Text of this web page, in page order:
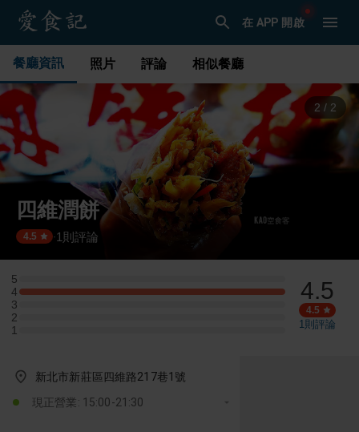
在 APP 開啟
餐廳資訊 照片 評論 相似餐廳
1 / 2
四維潤餅
4.5 ·1 則評論
5
5 星：0 則評論
4
4 星：1 則評論
3
3 星：0 則評論
2
2 星：0 則評論
1
1 星：0 則評論
4.5
4.5
1則評論
新北市新莊區四維路217巷1號
現正營業: 15:00-21:30